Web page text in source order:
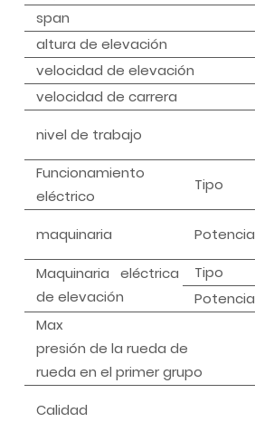
span
altura de elevación
velocidad de elevación
velocidad de carrera
nivel de trabajo
Funcionamiento
eléctrico
Tipo
maquinaria Potencia
Maquinaria eléctrica
de elevación
Tipo
Potencia
Max
presión de la rueda de
rueda en el primer grupo
Calidad